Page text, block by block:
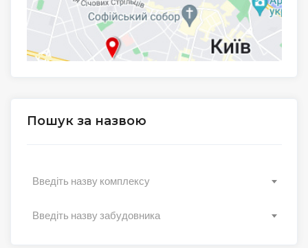
Пошук за назвою
Введіть назву комплексу
Введіть назву забудовника